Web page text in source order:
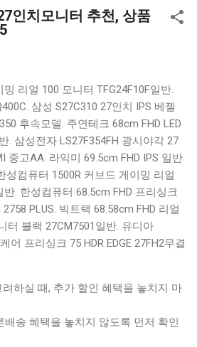
양한 할인 혜택과 빠른배송 혜택을 놓
세요. 추가할인 확인하기 상품 하나
가격도 다양해서 결정이 많이 어려우
양한 상품들을 상세스펙 과 가격 을
수 있도록 순위 추천 해드릴게요. 특
Best 유니콘 멀티페어링 스마트폰
투스 키보드, BK-500SB, 일반형, 블
트폰 태...
인치모니터 추천, 상품
리얼 100 모니터 TFG24F10F일반.
삼성 S27C310 27인치 IPS 베젤
후속모델. 주연테크 68cm FHD LED
. 삼성전자 LS27F354FH 광시야각 27
중고AA. 라익미 69.5cm FHD IPS 일반
성컴퓨터 1500R 커브드 게이밍 리얼
반. 한성컴퓨터 68.5cm FHD 프리싱크
PLUS. 빅트랙 68.58cm FHD 리얼
터 블랙 27CM7501일반. 유디아
어 프리싱크 75 HDR EDGE 27FH2무결
하실 때, 추가 할인 혜택을 놓치지 마
배송 혜택을 놓치지 않도록 먼저 확인